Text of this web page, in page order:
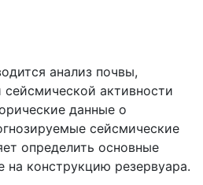
анализ почвы,
активности
данные о
сейсмические
определить основные
конструкцию резервуара.